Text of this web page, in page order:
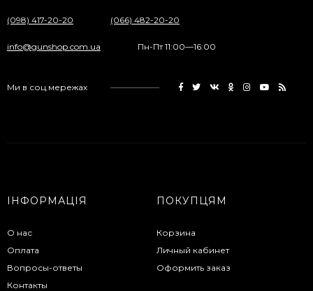
(098) 417-20-20 (066) 482-20-20
info@gunshop.com.ua Пн-Пт 11:00—16:00
Ми в соц.мережах
ІНФОРМАЦІЯ
О нас
Оплата
Вопросы-ответы
Контакты
ПОКУПЦЯМ
Корзина
Личный кабинет
Оформить заказ